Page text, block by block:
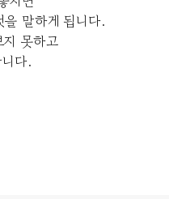
을 말하게 됩니다.
지 못하고
다.